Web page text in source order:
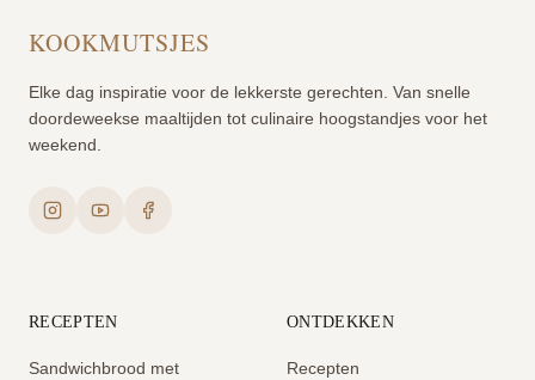
KOOKMUTSJES
Elke dag inspiratie voor de lekkerste gerechten. Van snelle
doordeweekse maaltijden tot culinaire hoogstandjes voor het
weekend.
RECEPTEN
Sandwichbrood met
ONTDEKKEN
Recepten